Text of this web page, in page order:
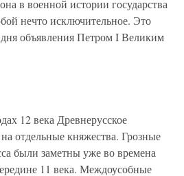
в военной истории государства
нечто исключительное. Это
объявления Петром I Великим
12 века Древнерусское
на отдельные княжества. Грозные
были заметны уже во времена
11 века. Междоусобные